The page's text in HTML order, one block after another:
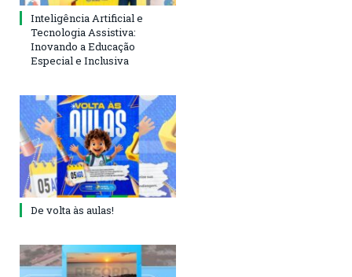
Inteligência Artificial e
Tecnologia Assistiva:
Inovando a Educação
Especial e Inclusiva
De volta às aulas!